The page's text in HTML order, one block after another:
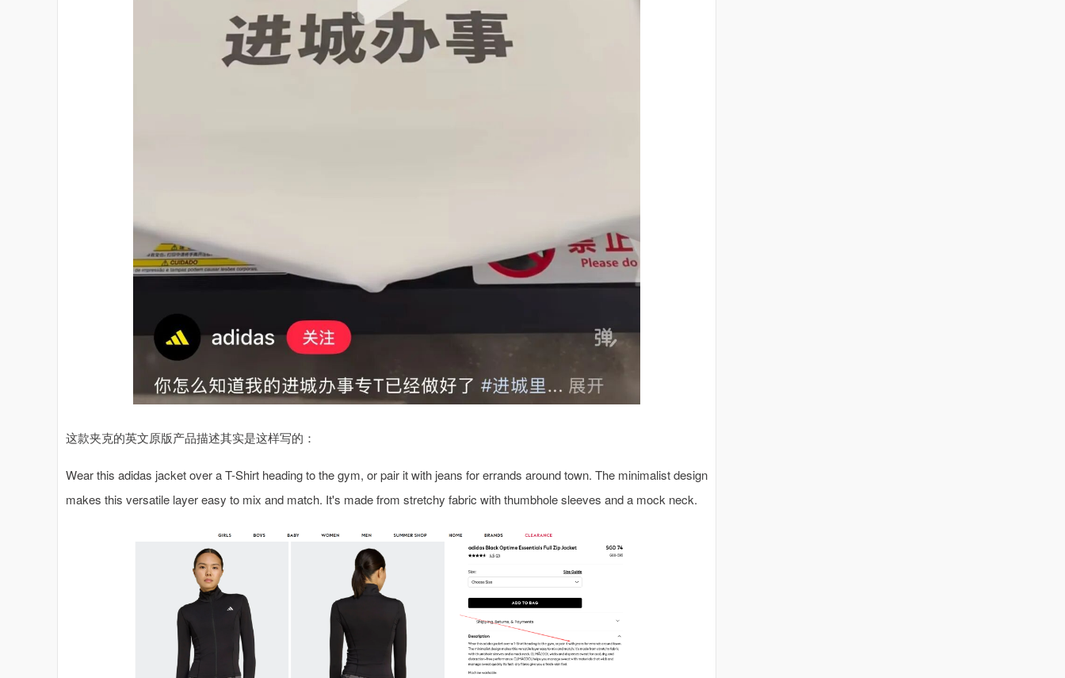
这款夹克的英文原版产品描述其实是这样写的：
Wear this adidas jacket over a T-Shirt heading to the gym, or pair it with jeans for errands around town. The minimalist design
makes this versatile layer easy to mix and match. It's made from stretchy fabric with thumbhole sleeves and a mock neck.